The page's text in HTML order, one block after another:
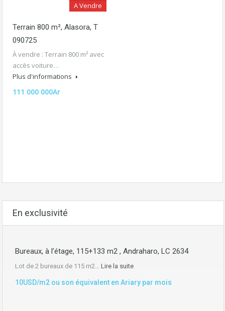
A Vendre
Terrain 800 m², Alasora, T
090725
À vendre : Terrain 800 m² avec
accès voiture…
Plus d'informations
111 000 000Ar
En exclusivité
Bureaux, à l’étage, 115+133 m2 , Andraharo, LC 2634
Lot de 2 bureaux de 115 m2… Lire la suite
10USD/m2 ou son équivalent en Ariary par mois